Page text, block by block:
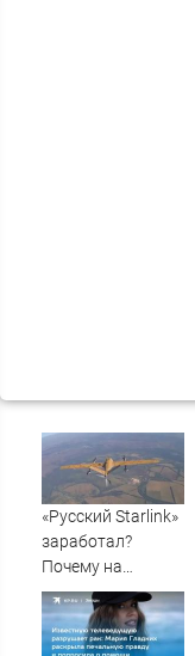
«Русский Starlink»
заработал?
Почему на
Украине кратно
увеличилась
точность